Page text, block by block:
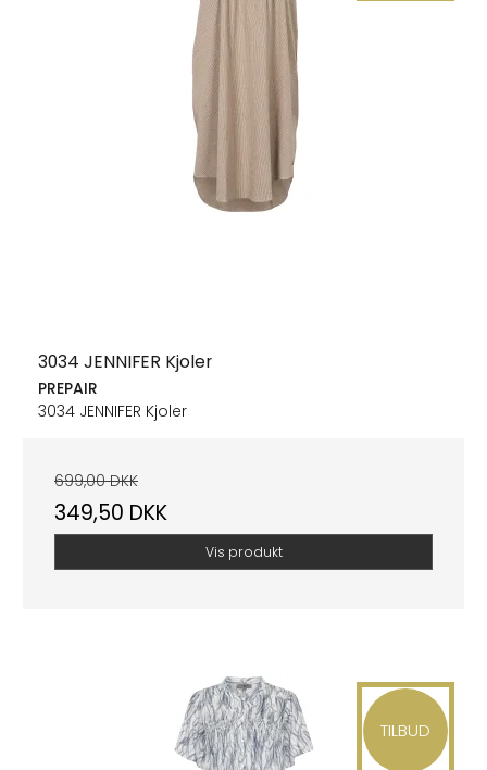
3034 JENNIFER Kjoler
PREPAIR
3034 JENNIFER Kjoler
699,00 DKK
349,50 DKK
Vis produkt
TILBUD